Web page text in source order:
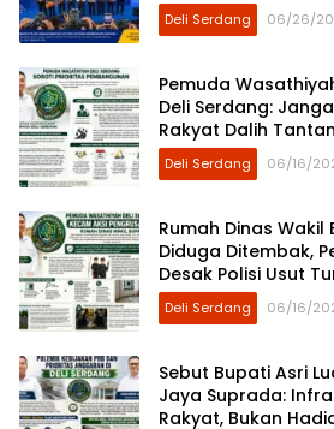
Deli Serdang 06/26/
Pemuda
Deli Serdang:
Rakyat Dalih
Deli Serdang 06/16/
Rumah Dinas Wakil
Diduga Ditembak,
Desak Polisi Usut
Deli Serdang 06/16/
Sebut Bupati Asri
Jaya Suprada:
Rakyat, Bukan